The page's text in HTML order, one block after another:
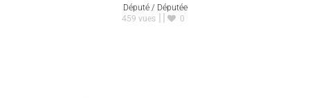
Député / Députée
459 vues
0